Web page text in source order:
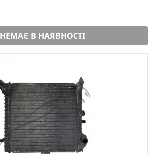
НЕМАЄ В НАЯВНОСТІ